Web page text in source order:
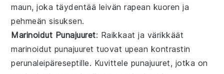
maun, joka täydentää leivän rapean kuoren ja
pehmeän sisuksen.
Marinoidut Punajuuret: Raikkaat ja värikkäät
marinoidut punajuuret tuovat upean kontrastin
perunaleipäreseptille. Kuvittele punajuuret, jotka on